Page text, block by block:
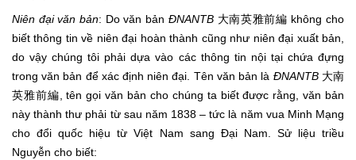
Niên đại văn bản: Do văn bản ĐNANTB 大南英雅前編 không cho
biết thông tin về niên đại hoàn thành cũng như niên đại xuất bản,
do vậy chúng tôi phải dựa vào các thông tin nội tại chứa đựng
trong văn bản để xác định niên đại. Tên văn bản là ĐNANTB 大南
英雅前編, tên gọi văn bản cho chúng ta biết được rằng, văn bản
này thành thư phải từ sau năm 1838 – tức là năm vua Minh Mạng
cho đổi quốc hiệu từ Việt Nam sang Đại Nam. Sử liệu triều
Nguyễn cho biết: